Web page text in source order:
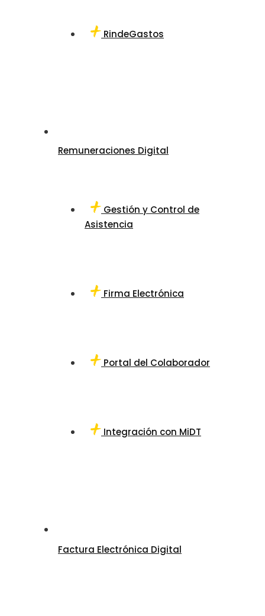
RindeGastos
Remuneraciones Digital
Gestión y Control de
Asistencia
Firma Electrónica
Portal del Colaborador
Integración con MiDT
Factura Electrónica Digital